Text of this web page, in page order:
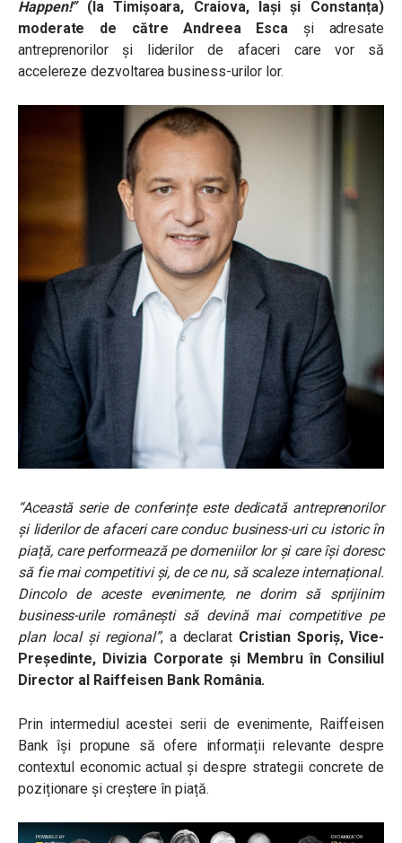
Happen!”(la Timișoara, Craiova, Iași și Constanța)
moderate de către Andreea Esca și adresate
antreprenorilor și liderilor de afaceri care vor să
accelereze dezvoltarea business-urilor lor.
“Această serie de conferințe este dedicată antreprenorilor
și liderilor de afaceri care conduc business-uri cu istoric în
piață, care performează pe domeniilor lor și care își doresc
să fie mai competitivi și, de ce nu, să scaleze internațional.
Dincolo de aceste evenimente, ne dorim să sprijinim
business-urile românești să devină mai competitive pe
plan local și regional”, a declarat Cristian Sporiș, Vice-
Președinte, Divizia Corporate și Membru în Consiliul
Director al Raiffeisen Bank România.
Prin intermediul acestei serii de evenimente, Raiffeisen
Bank își propune să ofere informații relevante despre
contextul economic actual și despre strategii concrete de
poziționare și creștere în piață.